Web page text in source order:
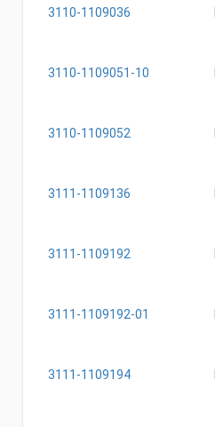
3110-1109036
3110-1109051-10
3110-1109052
3111-1109136
3111-1109192
3111-1109192-01
3111-1109194